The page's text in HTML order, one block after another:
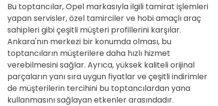
Bu toptancılar, Opel markasıyla ilgili tamirat işlemleri
yapan servisler, özel tamirciler ve hobi amaçlı araç
sahipleri gibi çeşitli müşteri profillerini karşılar.
Ankara'nın merkezi bir konumda olması, bu
toptancıların müşterilere daha hızlı hizmet
verebilmesini sağlar. Ayrıca, yüksek kaliteli orijinal
parçaların yanı sıra uygun fiyatlar ve çeşitli indirimler
de müşterilerin tercihini bu toptancılardan yana
kullanmasını sağlayan etkenler arasındadır.